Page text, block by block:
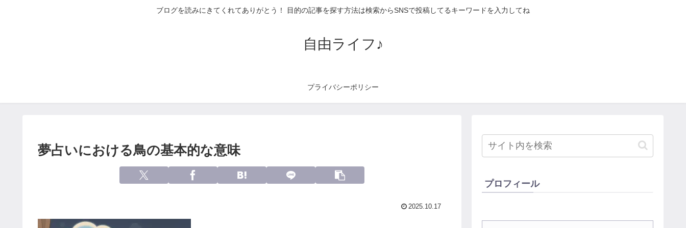
ブログを読みにきてくれてありがとう！ 目的の記事を探す方法は検索からSNSで投稿してるキーワードを入力してね
自由ライフ♪
プライバシーポリシー
夢占いにおける鳥の基本的な意味
2025.10.17
プロフィール